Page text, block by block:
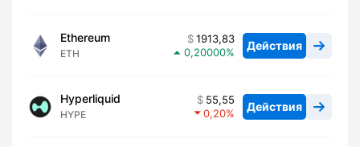
Ethereum
ETH
1913,83
0,20000
Действия
Hyperliquid
HYPE
55,55
0,20
Действия